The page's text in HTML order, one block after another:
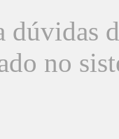
dúvidas
no